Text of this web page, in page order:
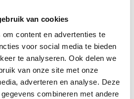
van cookies
content en advertenties te
voor social media te bieden
te analyseren. Ook delen we
van onze site met onze
adverteren en analyse. Deze
combineren met andere